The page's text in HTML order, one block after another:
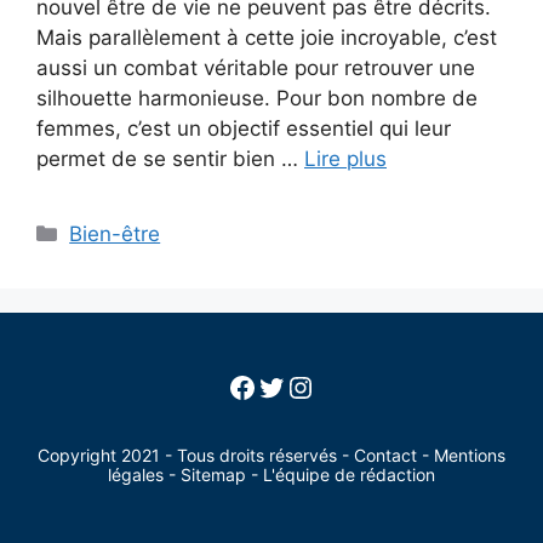
nouvel être de vie ne peuvent pas être décrits.
Mais parallèlement à cette joie incroyable, c’est
aussi un combat véritable pour retrouver une
silhouette harmonieuse. Pour bon nombre de
femmes, c’est un objectif essentiel qui leur
permet de se sentir bien … Lire plus
Categories
Bien-être
Facebook
Twitter
Instagram
Copyright 2021 - Tous droits réservés - Contact - Mentions
légales - Sitemap - L'équipe de rédaction